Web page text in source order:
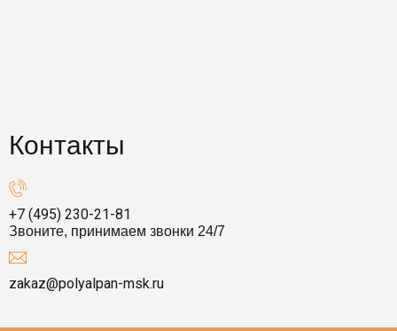
Контакты
+7 (495) 230-21-81
Звоните, принимаем звонки 24/7
zakaz@polyalpan-msk.ru